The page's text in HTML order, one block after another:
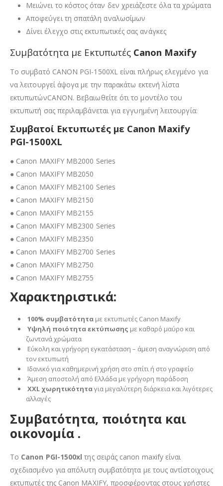
Μειώνει το κόστος όταν δεν χρειάζεστε όλα τα χρώματα
Αποφεύγει τη σπατάλη αναλωσίμων
Δίνει έλεγχο στις εκτυπωτικές σας ανάγκες
Συμβατότητα με Εκτυπωτές Canon Maxify
Το συμβατό CANON PGI-1500XL είναι πλήρως ελεγμένο για
να λειτουργεί άψογα με την παρακάτω εκτενή λίστα
εκτυπωτώνCANON. Βεβαιωθείτε ότι το μοντέλο του
εκτυπωτή σας περιλαμβάνεται για εγγυημένη λειτουργία:
Συμβατοί Εκτυπωτές με Canon Maxify
PGI-1500XL
● Canon MAXIFY MB2000 Series
● Canon MAXIFY MB2050
● Canon MAXIFY MB2100 Series
● Canon MAXIFY MB2150
● Canon MAXIFY MB2155
● Canon MAXIFY MB2300 Series
● Canon MAXIFY MB2350
● Canon MAXIFY MB2700 Series
● Canon MAXIFY MB2750
● Canon MAXIFY MB2755
Χαρακτηριστικά:
100% συμβατότητα με εκτυπωτές Canon Maxify
Υψηλή ποιότητα εκτύπωσης με καθαρό μαύρο και
ζωντανά χρώματα
Εύκολη και γρήγορη εγκατάσταση – άμεση αναγνώριση από
τον εκτυπωτή
Ιδανικό για καθημερινή χρήση στο σπίτι ή στο γραφείο
Άμεση αποστολή από Ελλάδα με γρήγορη παράδοση
XXL χωρητικότηταγια μεγαλύτερη διάρκεια και λιγότερες
αλλαγές
Συμβατότητα, ποιότητα και
οικονομία .
Το Canon PGI-1500xlτης σειράς canon maxify είναι
σχεδιασμένο για απόλυτη συμβατότητα με τους αντίστοιχους
εκτυπωτές της Canon MAXIFY, προσφέροντας στους χρήστες